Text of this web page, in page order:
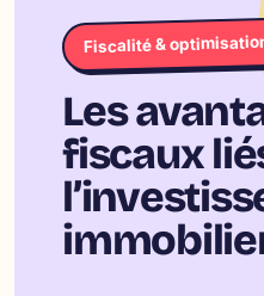
Fiscalité &
Les
fiscaux